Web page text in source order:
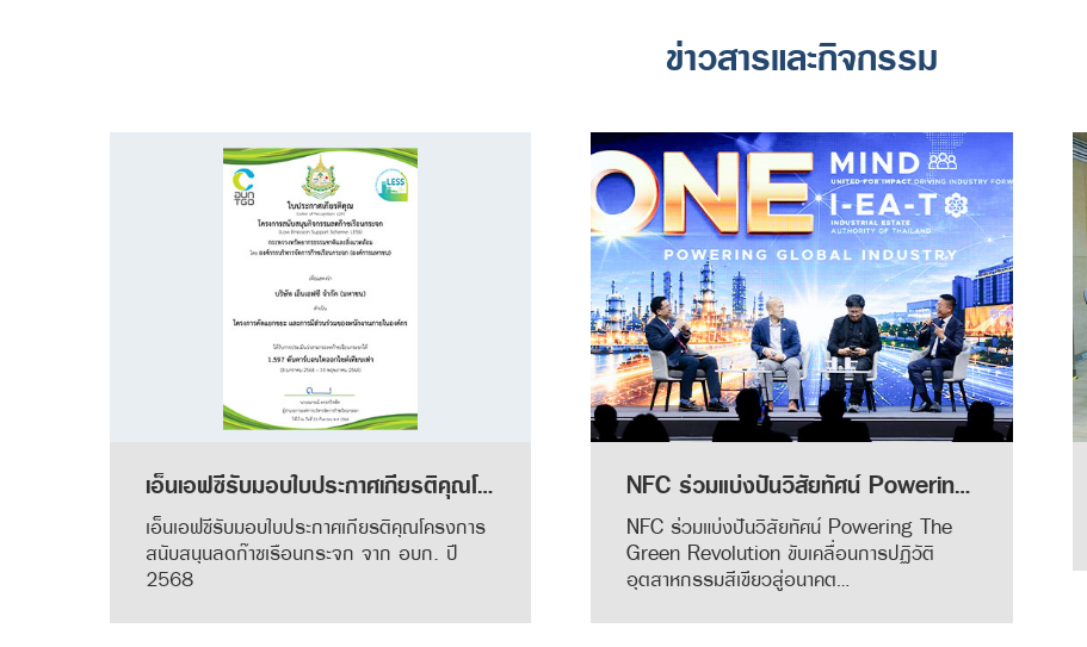
ข่าวสารและกิจกรรม
เอ็นเอฟซีรับมอบใบประกาศเกียรติคุณโครงการสนับสนุนลดก๊าซเรือนกระจก จาก อบก. ปี 2568
เอ็นเอฟซีรับมอบใบประกาศเกียรติคุณโครงการ
สนับสนุนลดก๊าซเรือนกระจก จาก อบก. ปี
2568
NFC ร่วมแบ่งปันวิสัยทัศน์ Powering The Green Revolution ขับเคลื่อนการปฏิวัติอุตสาหกรรมสีเขียวสู่อนาคตที่ยั่งยืน
NFC ร่วมแบ่งปันวิสัยทัศน์ Powering The
Green Revolution ขับเคลื่อนการปฏิวัติ
อุตสาหกรรมสีเขียวสู่อนาคต…